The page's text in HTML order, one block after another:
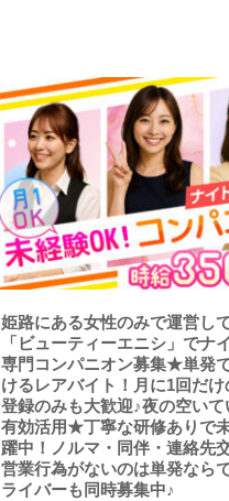
姫路にある女性のみで運営し
「ビューティーエニシ」でナ
専門コンパニオン募集★単発
けるレアバイト！月に1回だけ
登録のみも大歓迎♪夜の空いて
有効活用★丁寧な研修ありで
躍中！ノルマ・同伴・連絡先
営業行為がないのは単発なら
ライバーも同時募集中♪